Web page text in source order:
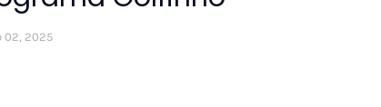
02, 2025